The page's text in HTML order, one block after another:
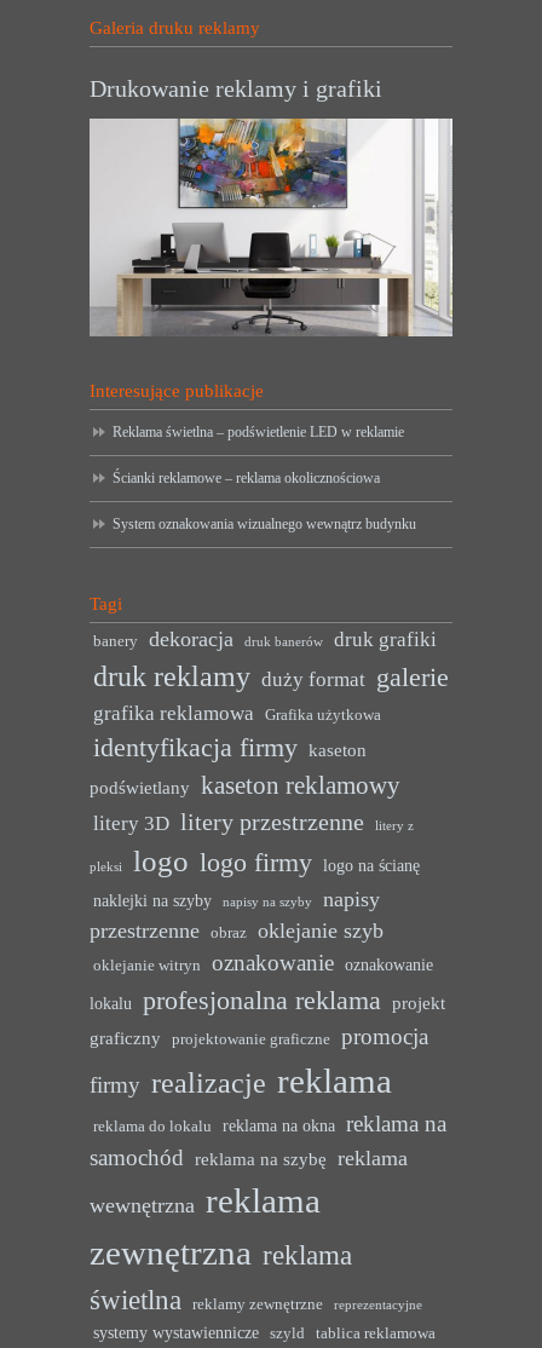
Galeria druku reklamy
Drukowanie reklamy i grafiki
Interesujące publikacje
Reklama świetlna – podświetlenie LED w reklamie
Ścianki reklamowe – reklama okolicznościowa
System oznakowania wizualnego wewnątrz budynku
Tagi
banery dekoracja druk banerów druk grafiki
druk reklamy duży format galerie
grafika reklamowa Grafika użytkowa
identyfikacja firmy kaseton
podświetlany kaseton reklamowy
litery 3D litery przestrzenne litery z
pleksi logo logo firmy logo na ścianę
naklejki na szyby
napisy na szyby
napisy
przestrzenne
obraz oklejanie szyb
oklejanie witryn oznakowanie oznakowanie
lokalu profesjonalna reklama projekt
graficzny
projektowanie graficzne
promocja
firmy realizacje reklama
reklama do lokalu reklama na okna reklama na
samochód reklama na szybę reklama
wewnętrzna reklama
zewnętrzna reklama
świetlna
reklamy zewnętrzne reprezentacyjne
systemy wystawiennicze szyld tablica reklamowa